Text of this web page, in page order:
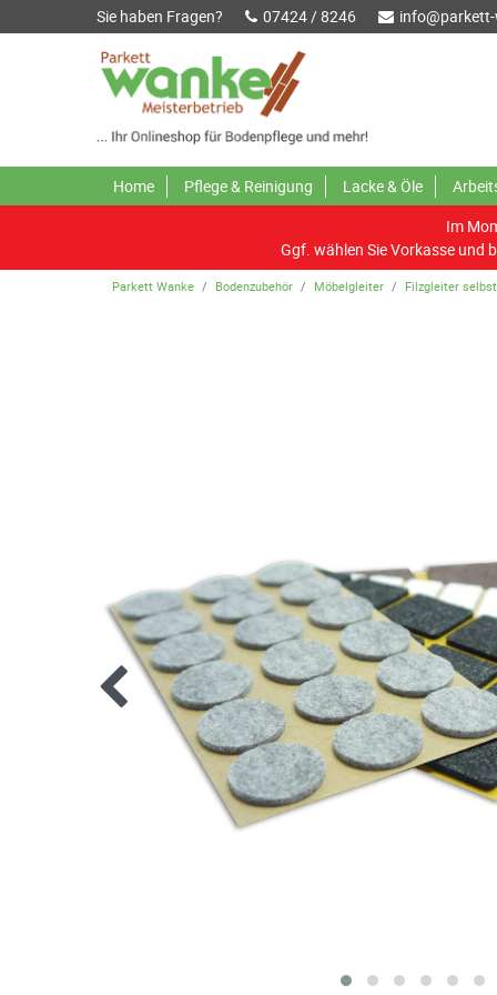
Sie haben Fragen? 07424 / 8246
Home Pflege & Reinigung Lacke & Öle
Im
Ggf. wählen Sie Vorkasse und
Parkett Wanke Bodenzubehör Möbelgleiter Filzgleiter